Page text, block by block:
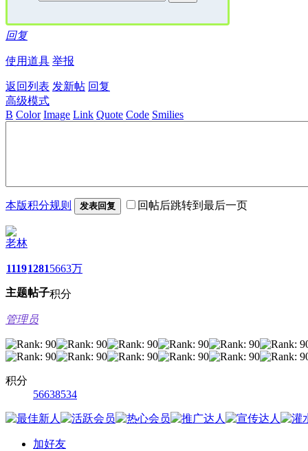
回复
使用道具 举报
返回列表 发新帖 回复
高级模式
B Color Image Link Quote Code Smilies
本版积分规则 发表回复 回帖后跳转到最后一页
老林
1119
主题
1281
帖子
5663万
积分
管理员
积分
56638534
加好友